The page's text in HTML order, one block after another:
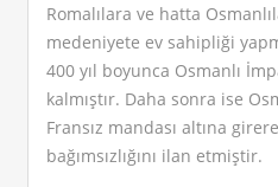
Romalılara ve hatta
medeniyete ev sahipliği
400 yıl boyunca Osmanlı
kalmıştır. Daha sonra ise
Fransız mandası altına
bağımsızlığını ilan etmiştir.